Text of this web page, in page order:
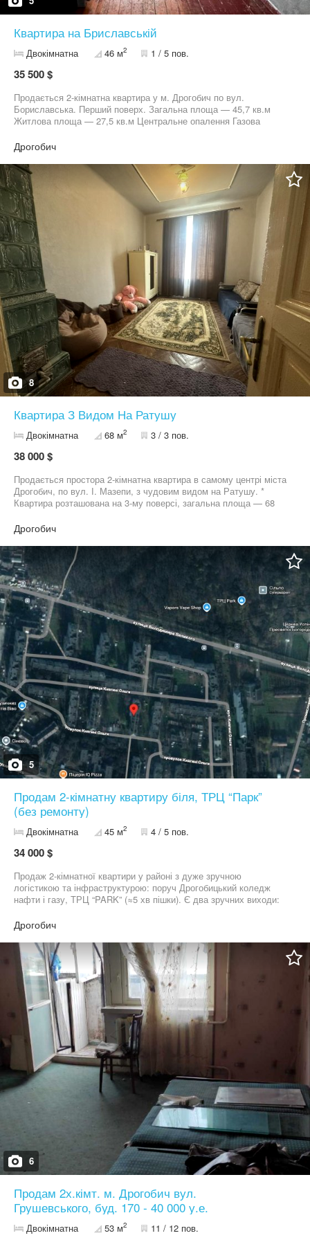
Квартира на Бриславській
Двокімнатна 46 м2 1 / 5 пов.
35 500 $
Продається 2-кімнатна квартира у м. Дрогобич по вул.
Бориславська. Перший поверх. Загальна площа — 45,7 кв.м
Житлова площа — 27,5 кв.м Центральне опалення Газова
вікна ️ Квартира під ремонт - чудова можливість зробити житло
повністю під себе. Зручний район, хороша локація.
Дрогобич
8
Квартира З Видом На Ратушу
Двокімнатна 68 м2 3 / 3 пов.
38 000 $
Продається простора 2-кімнатна квартира в самому центрі міста
Дрогобич, по вул. І. Мазепи, з чудовим видом на Ратушу. *
Квартира розташована на 3-му поверсі, загальна площа — 68
додають відчуття простору та світла, а вдале планування
забезпечує комфортне проживання. * Опалення комбіноване:
пічне газове та електричне, що дозволяє ефективно регулювати
витрати. Вартість 38000$
Дрогобич
5
Продам 2-кімнатну квартиру біля, ТРЦ “Парк”
(без ремонту)
Двокімнатна 45 м2 4 / 5 пов.
34 000 $
Продаж 2-кімнатної квартири у районі з дуже зручною
логістикою та інфраструктурою: поруч Дрогобицький коледж
нафти і газу, ТРЦ “PARK” (≈5 хв пішки). Є два зручних виходи:
Великого. Параметри: Загальна площа: 45 м² Кухня: 5 м²
Кімнати: 17,3 м² та 13,5 м² Поверх: 4 з 5 Балкон: є Підвал: є
Вікна: на дві сторони (більше світла та комфортне
провітрювання) Стан: Квартира під капітальний ремонт —
хороший варіант для тих, хто хоче зробити ремонт “під себе”,
або під інвестицію (оренда/перепродаж після оновлення).
Переваги: затишний двір практичне планування ліквідна локація:
коледж + ТРЦ поруч = стабільний попит на оренду Телефонуйте
— домовимось про огляд.
Дрогобич
6
Продам 2х.кімт. м. Дрогобич вул.
Грушевського, буд. 170 - 40 000 у.е.
Двокімнатна 53 м2 11 / 12 пов.